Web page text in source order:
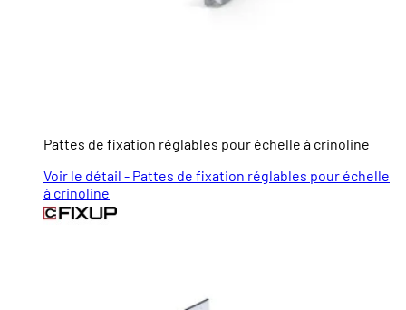
Pattes de fixation réglables pour échelle à crinoline
Voir le détail - Pattes de fixation réglables pour échelle
à crinoline